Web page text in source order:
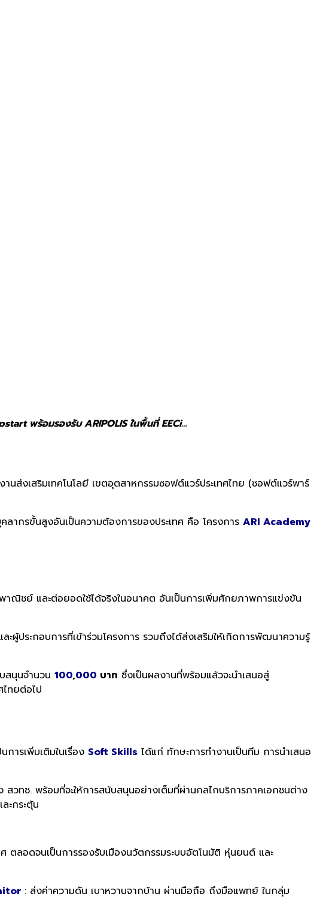
พร้อมรองรับ ARIPOLIS ในพื้นที่ EECi…
านส่งเสริมเทคโนโลยี เขตอุตสาหกรรมซอฟต์แวร์ประเทศไทย (ซอฟต์แวร์พาร์
ากรขั้นสูงอันเป็นความต้องการของประเทศ คือ โครงการ ARI Academy
าณิชย์ และต่อยอดใช้ได้จริงในอนาคต อันเป็นการเพิ่มศักยภาพการแข่งขัน
ะผู้ประกอบการที่เข้าร่วมโครงการ รวมถึงได้ส่งเสริมให้เกิดการพัฒนาความรู้
สนุนจำนวน 100,000 บาท ซึ่งเป็นผลงานที่พร้อมแล้วจะนำเสนอสู่
ทยต่อไป
ารเพิ่มเติมในเรื่อง Soft Skills ได้แก่ ทักษะการทำงานเป็นทีม การนำเสนอ
ทช. พร้อมที่จะให้การสนับสนุนอย่างเต็มที่ผ่านกลไกบริการภาคเอกชนต่าง
ะกระตุ้น
ตลอดจนเป็นการรองรับเมืองนวัตกรรมระบบอัตโนมัติ หุ่นยนต์ และ
: ส่งค่าความดัน เบาหวานจากบ้าน ผ่านมือถือ ถึงมือแพทย์ ในกลุ่ม